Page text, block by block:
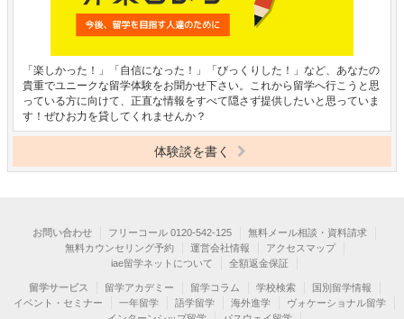
「楽しかった！」「自信になった！」「びっくりした！」など、あなたの
貴重でユニークな留学体験をお聞かせ下さい。これから留学へ行こうと思
っている方に向けて、正直な情報をすべて隠さず提供したいと思っていま
す！ぜひお力を貸してくれませんか？
体験談を書く
お問い合わせ フリーコール 0120-542-125
無料メール相談・資料請求
無料カウンセリング予約
運営会社情報
アクセスマップ
iae留学ネットについて
全額返金保証
留学サービス 留学アカデミー 留学コラム 学校検索
国別留学情報
イベント・セミナー
一年留学 語学留学 海外進学
ヴォケーショナル留学